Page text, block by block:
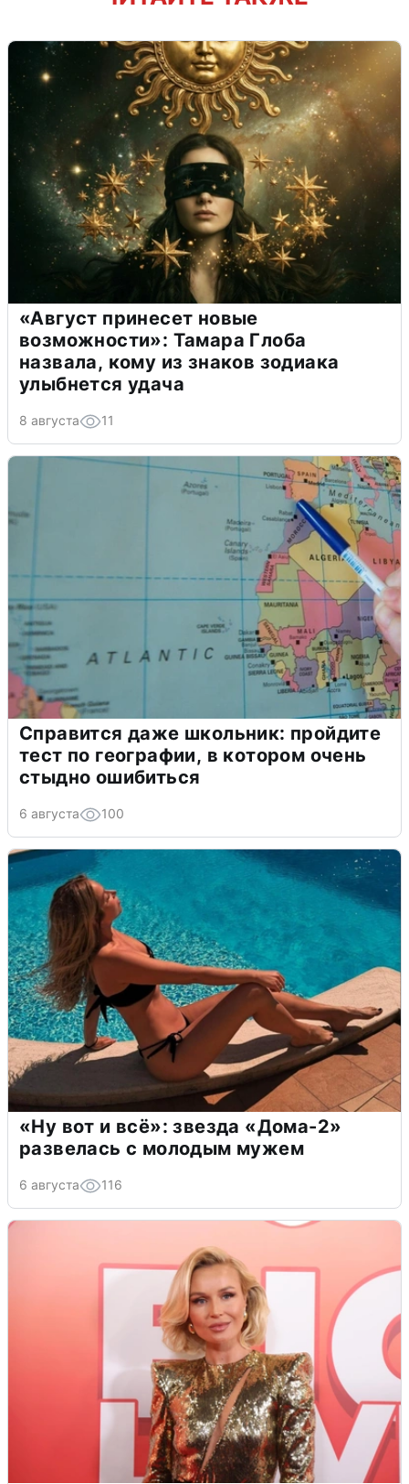
«Август принесет новые
возможности»: Тамара Глоба
назвала, кому из знаков зодиака
улыбнется удача
8 августа 11
Справится даже школьник: пройдите
тест по географии, в котором очень
стыдно ошибиться
6 августа 100
«Ну вот и всё»: звезда «Дома-2»
развелась с молодым мужем
6 августа 116